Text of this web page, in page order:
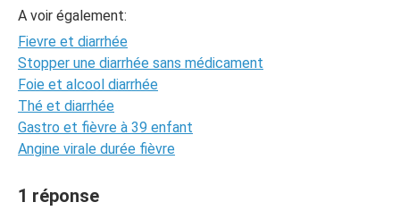
A voir également:
Fievre et diarrhée
Stopper une diarrhée sans médicament
Foie et alcool diarrhée
Thé et diarrhée
Gastro et fièvre à 39 enfant
Angine virale durée fièvre
1 réponse